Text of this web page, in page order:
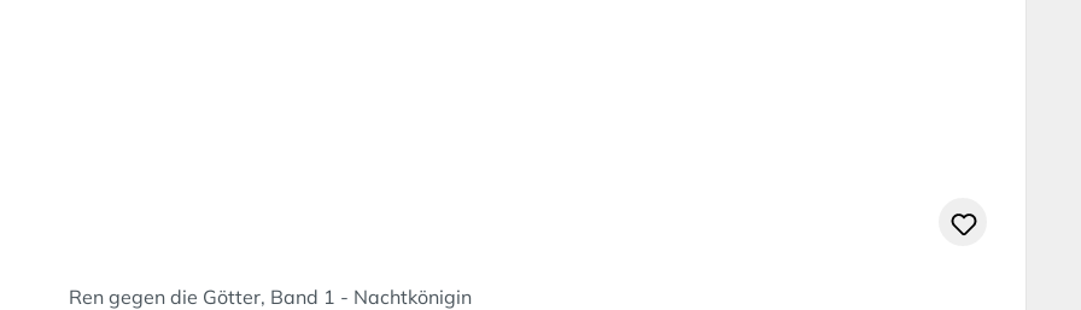
Ren gegen die Götter, Band 1 - Nachtkönigin